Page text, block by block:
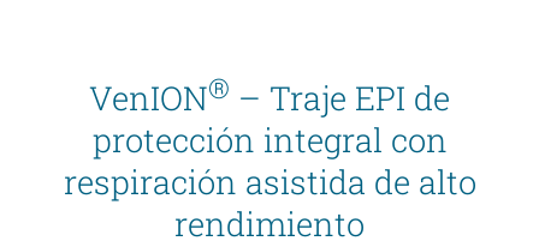
VenION® – Traje EPI de
protección integral con
respiración asistida de alto
rendimiento